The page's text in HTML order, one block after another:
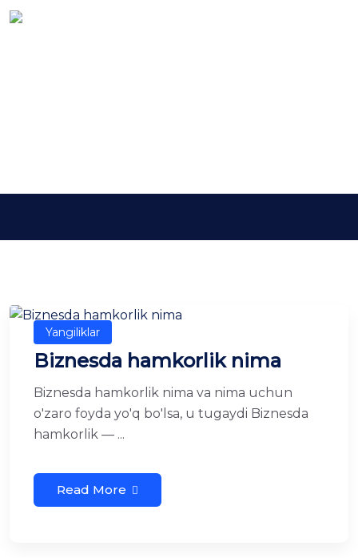
Yangiliklar
Biznesda hamkorlik nima
Biznesda hamkorlik nima va nima uchun
o'zaro foyda yo'q bo'lsa, u tugaydi Biznesda
hamkorlik — ...
Read More